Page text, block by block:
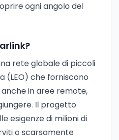
ogni angolo del
rete globale di piccoli
(LEO) che forniscono
in aree remote,
Il progetto
esigenze di milioni di
o scarsamente